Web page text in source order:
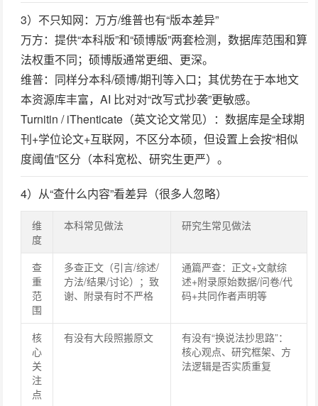
3）不只知网：万方/维普也有“版本差异”
万方：提供“本科版”和“硕博版”两套检测，数据库范围和算
法权重不同；硕博版通常更细、更深。
维普：同样分本科/硕博/期刊等入口；其优势在于本地文
本资源库丰富，AI 比对对“改写式抄袭”更敏感。
Turnitin / iThenticate （英文论文常见）：数据库是全球期
刊+学位论文+互联网，不区分本硕，但设置上会按“相似
度阈值”区分（本科宽松、研究生更严）。
4）从“查什么内容”看差异（很多人忽略）
维
度
本科常见做法 研究生常见做法
查
重
范
围
多查正文（引言/综述/
方法/结果/讨论）；致
谢、附录有时不严格
通篇严查：正文+文献综
述+附录原始数据/问卷/代
码+共同作者声明等
核
心
关
注
点
有没有大段照搬原文
有没有“换说法抄思路”：
核心观点、研究框架、方
法逻辑是否实质重复